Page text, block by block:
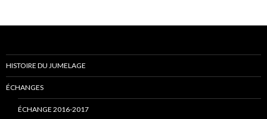
HISTOIRE DU JUMELAGE
ÉCHANGES
ÉCHANGE 2016-2017